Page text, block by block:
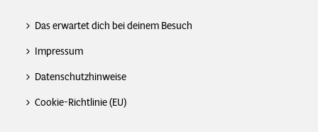
Das erwartet dich bei deinem Besuch
Impressum
Datenschutzhinweise
Cookie-Richtlinie (EU)